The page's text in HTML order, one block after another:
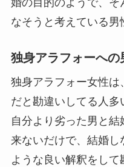
婚の目的のようで、
なそうと考えている男
独身アラフォーへ
独身アラフォー女性は
だと勘違いしてる人多
自分より劣った男と
来ないだけで、結婚し
ような良い解釈をし